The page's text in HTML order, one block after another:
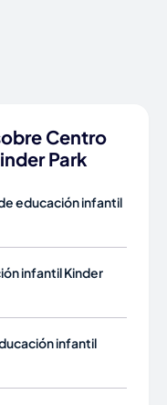
Centro
Park
educación infantil
infantil Kinder
infantil